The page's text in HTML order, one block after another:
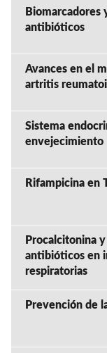
Biomarcadores
antibióticos
Avances en el
artritis
Sistema
envejecimiento
Rifampicina en
Procalcitonina
antibióticos en
respiratorias
Prevención de